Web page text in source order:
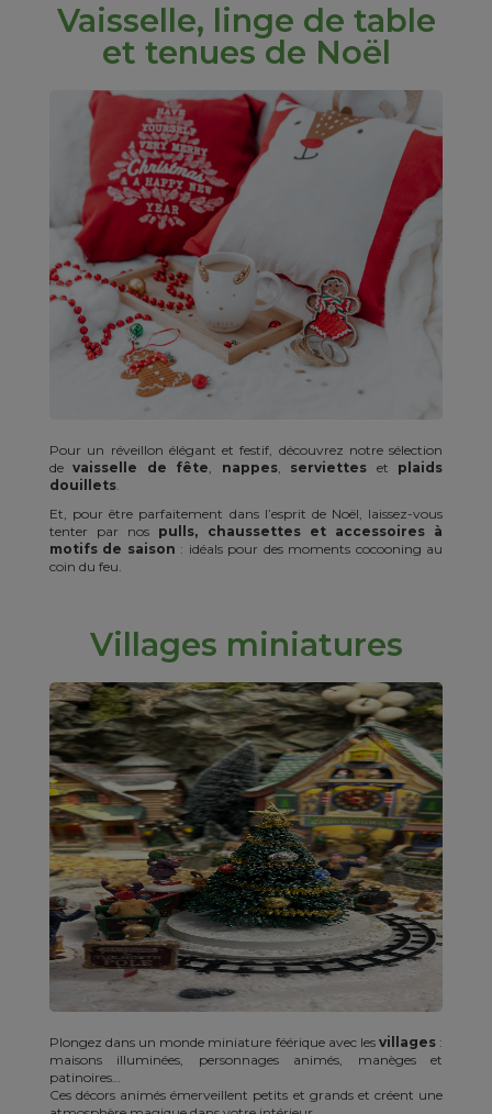
Vaisselle, linge de table
et tenues de Noël
Pour un réveillon élégant et festif, découvrez notre sélection
devaisselle de fête, nappes, serviettes et plaids
douillets.
Et, pour être parfaitement dans l’esprit de Noël, laissez-vous
tenter par nos pulls, chaussettes et accessoires à
motifs de saison : idéals pour des moments cocooning au
coin du feu.
Villages miniatures
Plongez dans un monde miniature féérique avec les villages :
maisons illuminées, personnages animés, manèges et
patinoires…
Ces décors animés émerveillent petits et grands et créent une